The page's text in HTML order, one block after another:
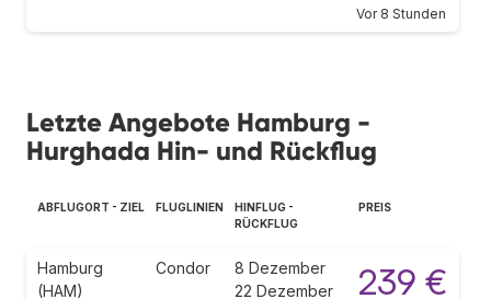
Vor 8 Stunden
Letzte Angebote Hamburg -
Hurghada Hin- und Rückflug
ABFLUGORT - ZIEL FLUGLINIEN
HINFLUG -
RÜCKFLUG
PREIS
Hamburg
(HAM)
Condor
8 Dezember
22 Dezember
239 €